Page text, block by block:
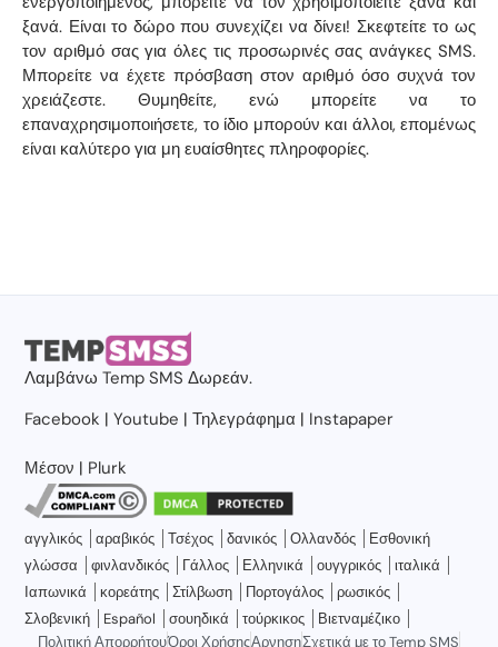
ξανά. Είναι το δώρο που συνεχίζει να δίνει! Σκεφτείτε το ως
τον αριθμό σας για όλες τις προσωρινές σας ανάγκες SMS.
Μπορείτε να έχετε πρόσβαση στον αριθμό όσο συχνά τον
χρειάζεστε. Θυμηθείτε, ενώ μπορείτε να το
επαναχρησιμοποιήσετε, το ίδιο μπορούν και άλλοι, επομένως
είναι καλύτερο για μη ευαίσθητες πληροφορίες.
ΛαμβάνωTemp SMS Δωρεάν.
Facebook |Youtube |Τηλεγράφημα | Instapaper
Μέσον | Plurk
αγγλικός αραβικός Τσέχος δανικός Ολλανδός
Εσθονική
γλώσσα
φινλανδικός Γάλλος Ελληνικά ουγγρικός
ιταλικά
Ιαπωνικά
κορεάτης Στίλβωση Πορτογάλος
ρωσικός
Σλοβενική
Español σουηδικά τούρκικος
Βιετναμέζικο
Πολιτική ΑπορρήτουΌροι ΧρήσηςΑρνησηΣχετικά με το Temp SMS